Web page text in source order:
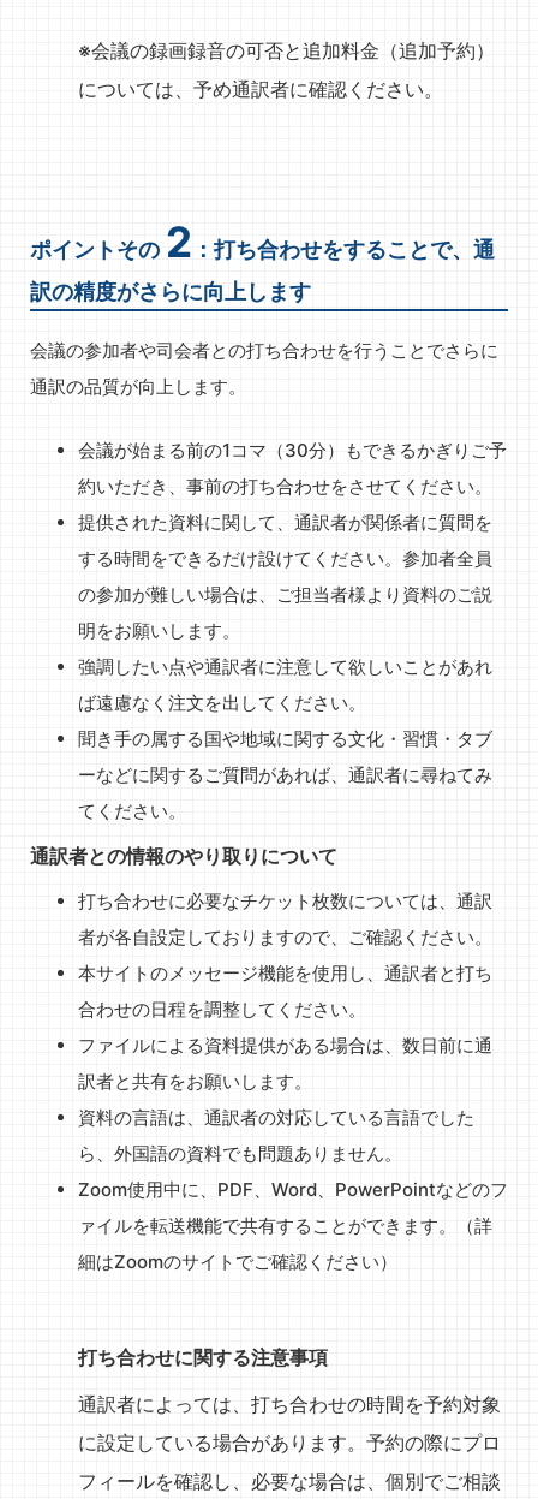
※会議の録画録音の可否と追加料金（追加予約）
については、予め通訳者に確認ください。
ポイントその 2 ：打ち合わせをすることで、通
訳の精度がさらに向上します
会議の参加者や司会者との打ち合わせを行うことでさらに
通訳の品質が向上します。
会議が始まる前の1コマ（30分）もできるかぎりご予
約いただき、事前の打ち合わせをさせてください。
提供された資料に関して、通訳者が関係者に質問を
する時間をできるだけ設けてください。参加者全員
の参加が難しい場合は、ご担当者様より資料のご説
明をお願いします。
強調したい点や通訳者に注意して欲しいことがあれ
ば遠慮なく注文を出してください。
聞き手の属する国や地域に関する文化・習慣・タブ
ーなどに関するご質問があれば、通訳者に尋ねてみ
てください。
通訳者との情報のやり取りについて
打ち合わせに必要なチケット枚数については、通訳
者が各自設定しておりますので、ご確認ください。
本サイトのメッセージ機能を使用し、通訳者と打ち
合わせの日程を調整してください。
ファイルによる資料提供がある場合は、数日前に通
訳者と共有をお願いします。
資料の言語は、通訳者の対応している言語でした
ら、外国語の資料でも問題ありません。
Zoom使用中に、PDF、Word、PowerPointなどのフ
ァイルを転送機能で共有することができます。（詳
細はZoomのサイトでご確認ください）
打ち合わせに関する注意事項
通訳者によっては、打ち合わせの時間を予約対象
に設定している場合があります。予約の際にプロ
フィールを確認し、必要な場合は、個別でご相談